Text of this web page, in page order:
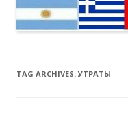
TAG ARCHIVES: УТРАТЫ